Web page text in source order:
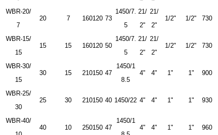
WBR-20/
7
20 7 160120 73
1450/7.
5
21/
2"
21/
2"
1/2" 1/2" 730
WBR-15/
15
15 15 160120 50
1450/7.
5
21/
2"
21/
2"
1/2" 1/2" 730
WBR-30/
15
30 15 210150 47
1450/1
8.5
4" 4" 1" 1" 900
WBR-25/
30
25 30 210150 40 1450/22 4" 4" 1" 1" 930
WBR-40/
40 10 250150 47
1450/1
4" 4" 1" 1" 960